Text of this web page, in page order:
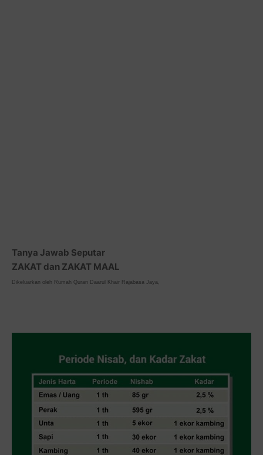
Tanya Jawab Seputar
ZAKAT dan ZAKAT MAAL
Dikeluarkan oleh Rumah Quran Daarul Khair Rajabasa Jaya,